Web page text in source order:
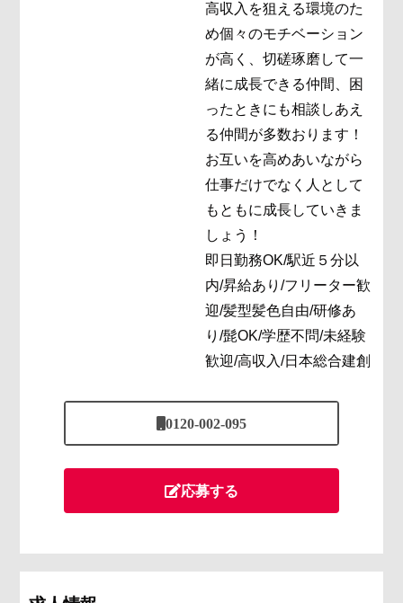
高収入を狙える環境のた
め個々のモチベーション
が高く、切磋琢磨して一
緒に成長できる仲間、困
ったときにも相談しあえ
る仲間が多数おります！
お互いを高めあいながら
仕事だけでなく人として
もともに成長していきま
しょう！
即日勤務OK/駅近５分以
内/昇給あり/フリーター歓
迎/髪型髪色自由/研修あ
り/髭OK/学歴不問/未経験
歓迎/高収入/日本総合建創
0120-002-095
応募する